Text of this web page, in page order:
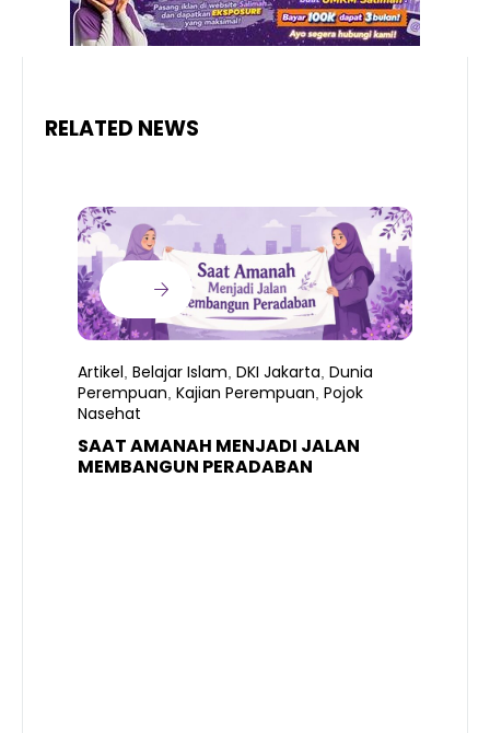
RELATED NEWS
Artikel Belajar Islam DKI Jakarta Dunia
Perempuan Kajian Perempuan Pojok
Nasehat
SAAT AMANAH MENJADI JALAN
MEMBANGUN PERADABAN